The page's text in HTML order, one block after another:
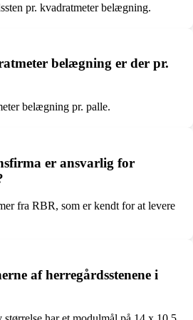
pr. kvadratmeter belægning.
belægning er der pr.
belægning pr. palle.
er ansvarlig for
fra RBR, som er kendt for at levere
af herregårdsstenene i